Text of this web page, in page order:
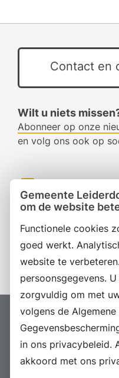
Gemeente
om de website
Functionele cookies
goed werkt.
website te
persoonsgegevens.
zorgvuldig om met
volgens de Algemene
in ons privacybeleid.
akkoord met ons
Contact en
Wilt u niets
Abonneer op onze
en volg ons ook op
RSS
LinkedIn
Instagram
Proclaimer Colofon
Sitemap
Suggesties
Archief